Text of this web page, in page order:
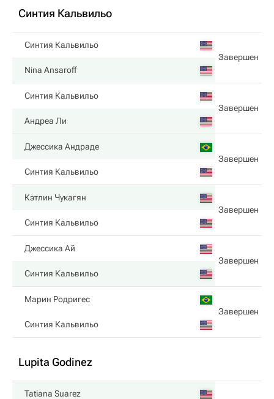
Синтия Кальвильо
Синтия Кальвильо
Завершен
Nina Ansaroff
Синтия Кальвильо
Завершен
Андреа Ли
Джессика Андраде
Завершен
Синтия Кальвильо
Кэтлин Чукагян
Завершен
Синтия Кальвильо
Джессика Ай
Завершен
Синтия Кальвильо
Марин Родригес
Завершен
Синтия Кальвильо
Lupita Godinez
Tatiana Suarez